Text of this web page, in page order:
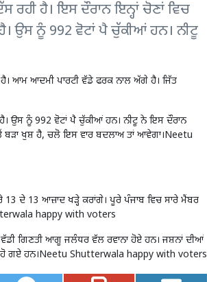
ਰਹੀ ਹੈ। ਇਸ ਦੌਰਾਨ ਇਨ੍ਹਾਂ ਚੋਣਾਂ ਵਿਚ
ਉਸ ਨੂੰ 992 ਵੋਟਾਂ ਪੈ ਚੁੱਕੀਆਂ ਹਨ। ਨੀਟੂ
ਆਮ ਆਦਮੀ ਪਾਰਟੀ ਵੱਡੇ ਫਰਕ ਨਾਲ ਅੱਗੇ ਹੈ। ਜਿੱਤ
ਉਸ ਨੂੰ 992 ਵੋਟਾਂ ਪੈ ਚੁੱਕੀਆਂ ਹਨ। ਨੀਟੂ ਨੇ ਇਸ ਦੌਰਾਨ
ਖੁਸ਼ ਹੈ, ਚਲੋ ਇਸ ਵਾਰ ਬਦਲਾਅ ਤਾਂ ਆਵੇਗਾ।Neetu
13 ਦੇ 13 ਆਜ਼ਾਦ ਖੜ੍ਹੇ ਕਰਾਂਗੇ। ਪੂਰੇ ਪੰਜਾਬ ਵਿਚ ਸਾਰੇ ਮੈਂਬਰ
happy with voters
ਗਿਣਤੀ ਆਗੂ ਜਲੰਧਰ ਵੱਲ ਰਵਾਨਾ ਹੋਏ ਹਨ। ਜਸ਼ਨਾਂ ਦੀਆਂ
ਗਏ ਹਨ।Neetu Shutterwala happy with voters